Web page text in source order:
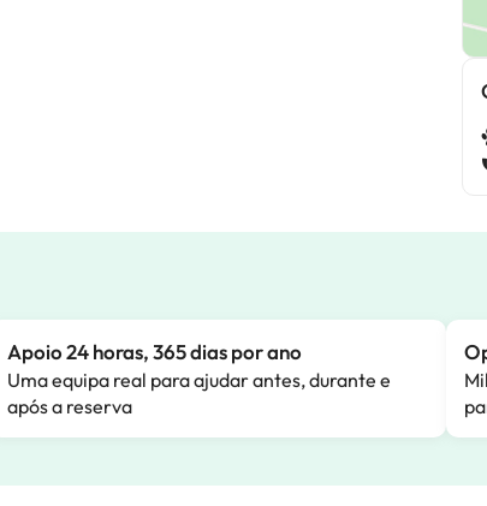
Apoio 24 horas, 365 dias por ano
Uma equipa real para ajudar antes, durante e
após a reserva